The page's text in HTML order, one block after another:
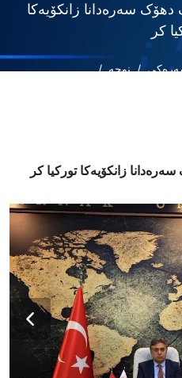
دهۆک سەرەدانا زانکۆیەکا
کر
نوچە
زانکۆیەکا تورکیا کر